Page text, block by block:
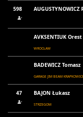
598 AUGUSTYNOWICZ
AVKSENTIUK Orest
WROCŁAW
BADEWICZ Tomasz
GARAGE JIM BEAM
47 BAJON Łukasz
STRZEGOM